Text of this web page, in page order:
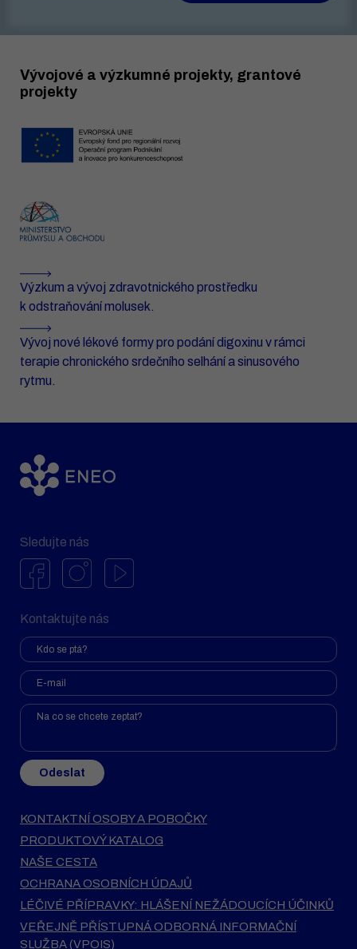
Vývojové a výzkumné projekty, grantové
projekty
Výzkum a vývoj zdravotnického prostředku
k odstraňování molusek.
Vývoj nové lékové formy pro podání digoxinu v rámci
terapie chronického srdečního selhání a sinusového
rytmu.
Sledujte nás
Kontaktujte nás
Odeslat
KONTAKTNÍ OSOBY A POBOČKY
PRODUKTOVÝ KATALOG
NAŠE CESTA
OCHRANA OSOBNÍCH ÚDAJŮ
LÉČIVÉ PŘÍPRAVKY: HLÁŠENÍ NEŽÁDOUCÍCH ÚČINKŮ
VEŘEJNĚ PŘÍSTUPNÁ ODBORNÁ INFORMAČNÍ
SLUŽBA (VPOIS)